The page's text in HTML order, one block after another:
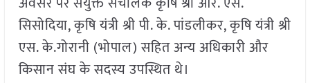
सिसोदिया, कृषि यंत्री श्री पी. के. पांडलीकर, कृषि यंत्री श्री
एस. के.गोरानी (भोपाल) सहित अन्य अधिकारी और
किसान संघ के सदस्य उपस्थित थे।